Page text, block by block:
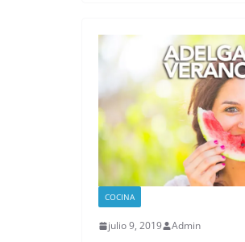
COCINA
julio 9, 2019 Admin